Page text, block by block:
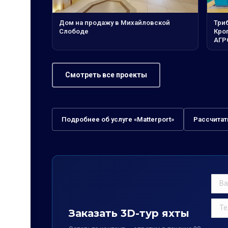
Дом на продажу в Михайловской
Слободе
Смотреть все проекты
Подробнее об услуге «Matterport»
Заказать 3D-тур яхты